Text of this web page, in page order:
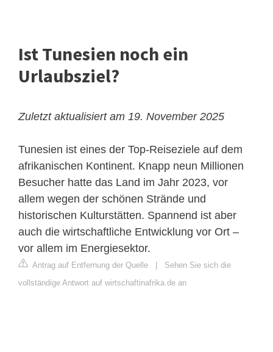
Ist Tunesien noch ein
Urlaubsziel?
Zuletzt aktualisiert am 19. November 2025
Tunesien ist eines der Top-Reiseziele auf dem
afrikanischen Kontinent. Knapp neun Millionen
Besucher hatte das Land im Jahr 2023, vor
allem wegen der schönen Strände und
historischen Kulturstätten. Spannend ist aber
auch die wirtschaftliche Entwicklung vor Ort –
vor allem im Energiesektor.
Antrag auf Entfernung der Quelle
Sehen Sie sich die
vollständige Antwort auf wirtschaftinafrika.de an